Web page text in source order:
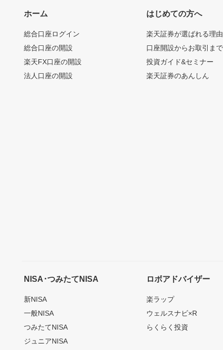
ホーム
総合口座ログイン
総合口座の開設
楽天FX口座の開設
法人口座の開設
はじめての方へ
楽天証券が選ばれる理由
口座開設からお取引ま
投資ガイド&セミナー
楽天証券のあんしん
NISA･つみたてNISA
新NISA
一般NISA
つみたてNISA
ジュニアNISA
ロボアドバイザー
楽ラップ
ウェルスナビ×R
らくらく投資